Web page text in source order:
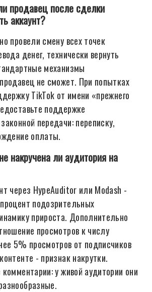
продавец после сделки
аккаунт?
провели смену всех точек
денег, технически вернуть
механизмы
не сможет. При попытках
TikTok от имени «прежнего
поддержке
передачи: переписку,
оплаты.
накручена ли аудитория на
через HypeAuditor или Modash -
подозрительных
прироста. Дополнительно
просмотров к числу
5% просмотров от подписчиков
- признак накрутки.
у живой аудитории они